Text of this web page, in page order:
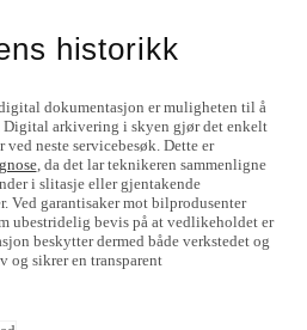
historikk
dokumentasjon er muligheten til å
arkivering i skyen gjør det enkelt
neste servicebesøk. Dette er
, da det lar teknikeren sammenligne
i slitasje eller gjentakende
Ved garantisaker mot bilprodusenter
ubestridelig bevis på at vedlikeholdet er
beskytter dermed både verkstedet og
og sikrer en transparent